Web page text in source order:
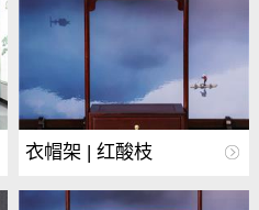
衣帽架 | 红酸枝